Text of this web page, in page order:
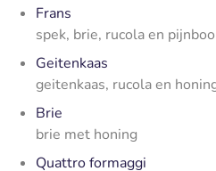
Frans
spek, brie, rucola en
Geitenkaas
geitenkaas, rucola en
Brie
brie met honing
Quattro formaggi